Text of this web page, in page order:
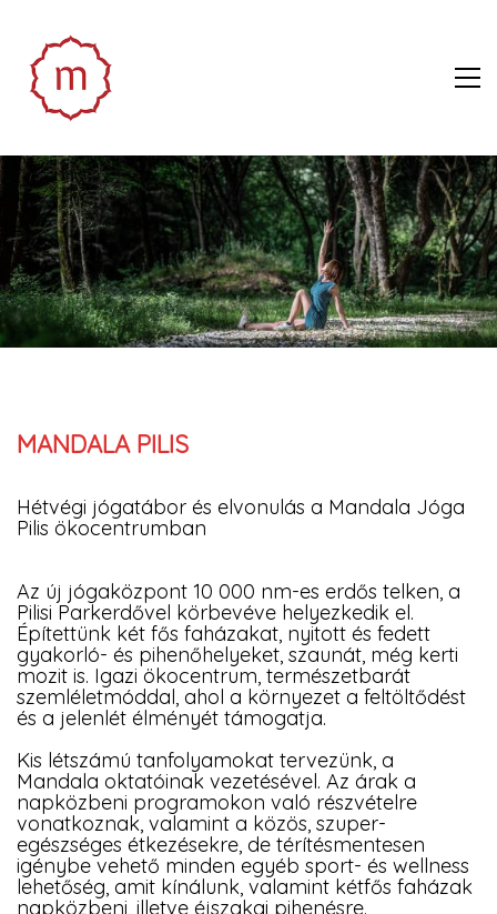
MANDALA PILIS
Hétvégi jógatábor és elvonulás a Mandala Jóga
Pilis ökocentrumban
Az új jógaközpont 10 000 nm-es erdős telken, a
Pilisi Parkerdővel körbevéve helyezkedik el.
Építettünk két fős faházakat, nyitott és fedett
gyakorló- és pihenőhelyeket, szaunát, még kerti
mozit is. Igazi ökocentrum, természetbarát
szemléletmóddal, ahol a környezet a feltöltődést
és a jelenlét élményét támogatja.
Kis létszámú tanfolyamokat tervezünk, a
Mandala oktatóinak vezetésével. Az árak a
napközbeni programokon való részvételre
vonatkoznak, valamint a közös, szuper-
egészséges étkezésekre, de térítésmentesen
igénybe vehető minden egyéb sport- és wellness
lehetőség, amit kínálunk, valamint kétfős faházak
napközbeni, illetve éjszakai pihenésre.